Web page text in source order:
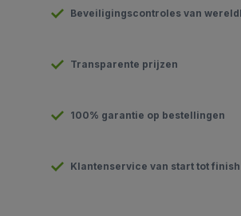
Beveiligingscontroles van
Transparente prijzen
100% garantie op bestellingen
Klantenservice van start tot finish